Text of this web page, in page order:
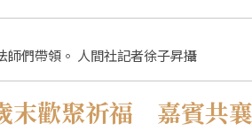
師們帶領。 人間社記者徐子昇攝
末歡聚祈福 嘉賓共